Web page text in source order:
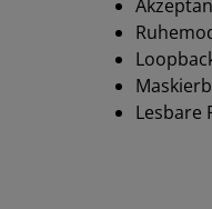
Lesbare